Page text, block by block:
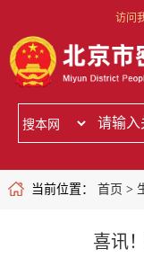
访问
当前位置： 首页 >
喜讯